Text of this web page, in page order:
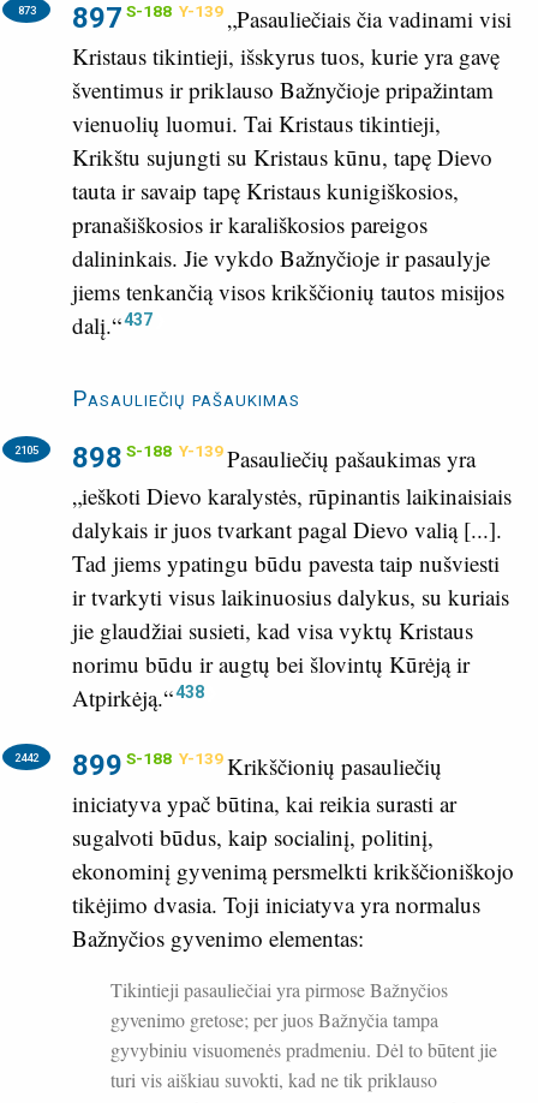
897 S-188 Y-139
873
„Pasauliečiais čia vadinami visi
Kristaus tikintieji, išskyrus tuos, kurie yra gavę
šventimus ir priklauso Bažnyčioje pripažintam
vienuolių luomui. Tai Kristaus tikintieji,
Krikštu sujungti su Kristaus kūnu, tapę Dievo
tauta ir savaip tapę Kristaus kunigiškosios,
pranašiškosios ir karališkosios pareigos
dalininkais. Jie vykdo Bažnyčioje ir pasaulyje
jiems tenkančią visos krikščionių tautos misijos
dalį.“437
Pasauliečių pašaukimas
898 S-188 Y-139
2105
Pasauliečių pašaukimas yra
„ieškoti Dievo karalystės, rūpinantis laikinaisiais
dalykais ir juos tvarkant pagal Dievo valią [...].
Tad jiems ypatingu būdu pavesta taip nušviesti
ir tvarkyti visus laikinuosius dalykus, su kuriais
jie glaudžiai susieti, kad visa vyktų Kristaus
norimu būdu ir augtų bei šlovintų Kūrėją ir
Atpirkėją.“438
899 S-188 Y-139
2442
Krikščionių pasauliečių
iniciatyva ypač būtina, kai reikia surasti ar
sugalvoti būdus, kaip socialinį, politinį,
ekonominį gyvenimą persmelkti krikščioniškojo
tikėjimo dvasia. Toji iniciatyva yra normalus
Bažnyčios gyvenimo elementas:
Tikintieji pasauliečiai yra pirmose Bažnyčios
gyvenimo gretose; per juos Bažnyčia tampa
gyvybiniu visuomenės pradmeniu. Dėl to būtent jie
turi vis aiškiau suvokti, kad ne tik priklauso